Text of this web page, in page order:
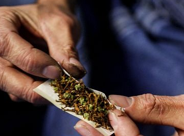
Как найти своё место в жизни
Кирилл Мурышев